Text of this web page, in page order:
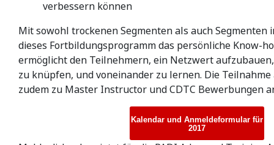
verbessern können
Mit sowohl trockenen Segmenten als auch Segmenten
dieses Fortbildungsprogramm das persönliche Know-
ermöglicht den Teilnehmern, ein Netzwert
zu knüpfen, und voneinander zu lernen. Die
zudem zu Master Instructor und CDTC Bewerbungen
Kalendar und Anmeldeformular für
2017